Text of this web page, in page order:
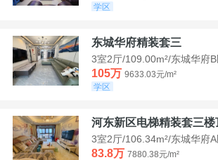
学区
东城华府精装套三
3室2厅/109.00m²/东城华府B
105万 9633.03元/m²
学区
河东新区电梯精装套三楼
3室2厅/106.34m²/东城华府A
83.8万 7880.38元/m²